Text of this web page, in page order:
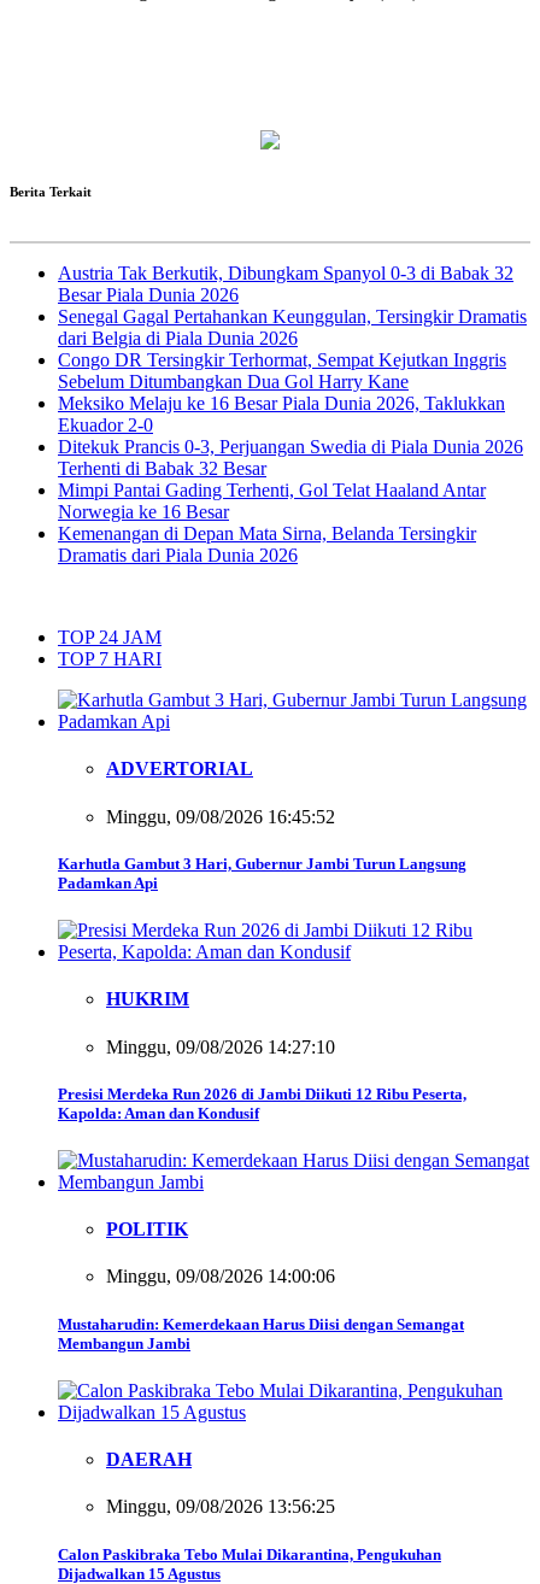
Berita Terkait
Austria Tak Berkutik, Dibungkam Spanyol 0-3 di Babak 32
Besar Piala Dunia 2026
Senegal Gagal Pertahankan Keunggulan, Tersingkir Dramatis
dari Belgia di Piala Dunia 2026
Congo DR Tersingkir Terhormat, Sempat Kejutkan Inggris
Sebelum Ditumbangkan Dua Gol Harry Kane
Meksiko Melaju ke 16 Besar Piala Dunia 2026, Taklukkan
Ekuador 2-0
Ditekuk Prancis 0-3, Perjuangan Swedia di Piala Dunia 2026
Terhenti di Babak 32 Besar
Mimpi Pantai Gading Terhenti, Gol Telat Haaland Antar
Norwegia ke 16 Besar
Kemenangan di Depan Mata Sirna, Belanda Tersingkir
Dramatis dari Piala Dunia 2026
TOP 24 JAM
TOP 7 HARI
ADVERTORIAL
Minggu, 09/08/2026 16:45:52
Karhutla Gambut 3 Hari, Gubernur Jambi Turun Langsung
Padamkan Api
HUKRIM
Minggu, 09/08/2026 14:27:10
Presisi Merdeka Run 2026 di Jambi Diikuti 12 Ribu Peserta,
Kapolda: Aman dan Kondusif
POLITIK
Minggu, 09/08/2026 14:00:06
Mustaharudin: Kemerdekaan Harus Diisi dengan Semangat
Membangun Jambi
DAERAH
Minggu, 09/08/2026 13:56:25
Calon Paskibraka Tebo Mulai Dikarantina, Pengukuhan
Dijadwalkan 15 Agustus